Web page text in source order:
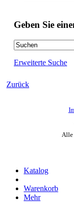
Geben Sie
Erweiterte Suche
Zurück
Alle
Katalog
Warenkorb
Mehr